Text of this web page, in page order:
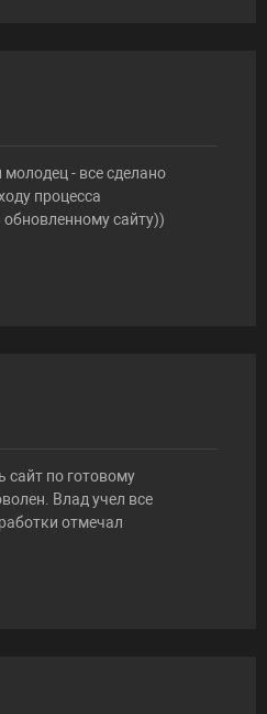
- все сделано
процесса
сайту))
сайт по готовому
Влад учел все
отмечал